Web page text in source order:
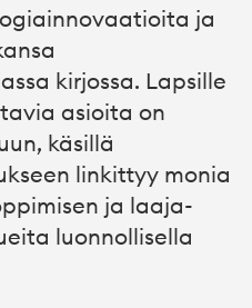
ja
kirjossa. Lapsille
asioita on
käsillä
linkittyy monia
ja laaja-
luonnollisella